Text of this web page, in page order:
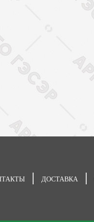
ДОСТАВКА